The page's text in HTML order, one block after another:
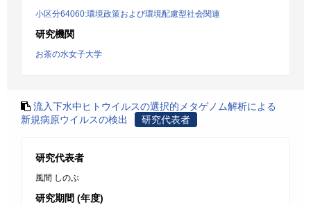
小区分64060:環境政策および環境配慮型社会関連
研究機関
お茶の水女子大学
流入下水中ヒトウイルスの選択的メタゲノム解析による
新規病原ウイルスの検出
研究代表者
研究代表者
風間 しのぶ
研究期間 (年度)